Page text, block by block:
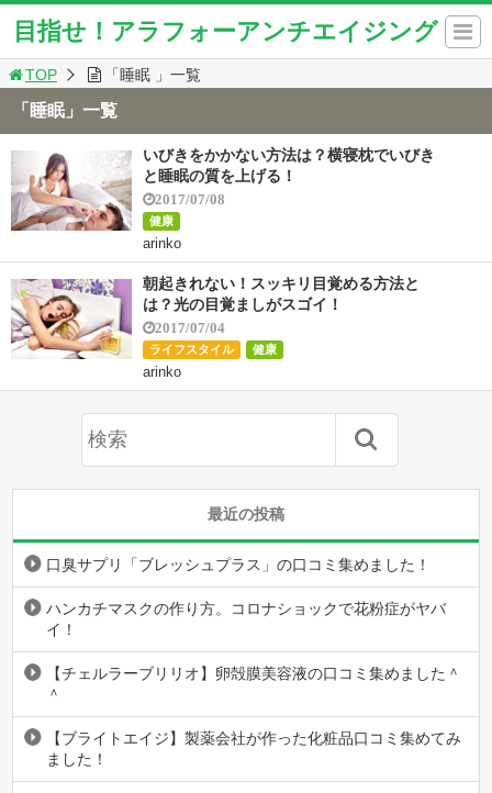
目指せ！アラフォーアンチエイジング
TOP 「睡眠 」一覧
「睡眠」一覧
いびきをかかない方法は？横寝枕でいびき
と睡眠の質を上げる！
2017/07/08
健康
arinko
朝起きれない！スッキリ目覚める方法と
は？光の目覚ましがスゴイ！
2017/07/04
ライフスタイル 健康
arinko
最近の投稿
口臭サプリ「ブレッシュプラス」の口コミ集めました！
ハンカチマスクの作り方。コロナショックで花粉症がヤバ
イ！
【チェルラーブリリオ】卵殻膜美容液の口コミ集めました＾
＾
【ブライトエイジ】製薬会社が作った化粧品口コミ集めてみ
ました！